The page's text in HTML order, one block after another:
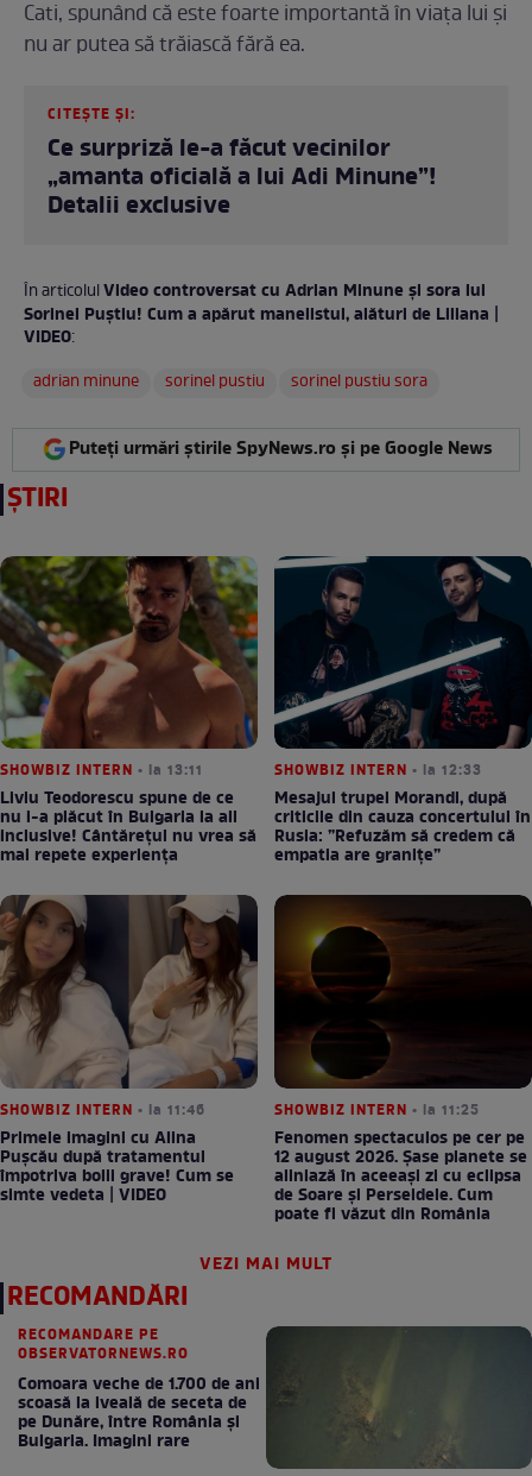
Cati, spunând că este foarte importantă în viața lui și
nu ar putea să trăiască fără ea.
CITEȘTE ȘI:
Ce surpriză le-a făcut vecinilor
„amanta oficială a lui Adi Minune”!
Detalii exclusive
În articolulVideo controversat cu Adrian Minune și sora lui
Sorinel Puștiu! Cum a apărut manelistul, alături de Liliana |
VIDEO:
adrian minune
sorinel pustiu sorinel pustiu sora
Puteți urmări știrile SpyNews.ro și pe Google News
ȘTIRI
SHOWBIZ INTERN • la 13:11
Liviu Teodorescu spune de ce
nu i-a plăcut în Bulgaria la all
inclusive! Cântărețul nu vrea să
mai repete experiența
SHOWBIZ INTERN • la 12:33
Mesajul trupei Morandi, după
criticile din cauza concertului în
Rusia: ”Refuzăm să credem că
empatia are granițe”
SHOWBIZ INTERN • la 11:46
Primele imagini cu Alina
Pușcău după tratamentul
împotriva bolii grave! Cum se
simte vedeta | VIDEO
SHOWBIZ INTERN • la 11:25
Fenomen spectaculos pe cer pe
12 august 2026. Șase planete se
aliniază în aceeași zi cu eclipsa
de Soare și Perseidele. Cum
poate fi văzut din România
VEZI MAI MULT
RECOMANDĂRI
RECOMANDARE PE
OBSERVATORNEWS.RO
Comoara veche de 1.700 de ani
scoasă la iveală de seceta de
pe Dunăre, între România şi
Bulgaria. Imagini rare